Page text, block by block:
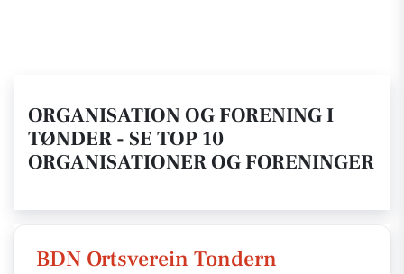
ORGANISATION OG FORENING I
TØNDER - SE TOP 10
ORGANISATIONER OG FORENINGER
BDN Ortsverein Tondern